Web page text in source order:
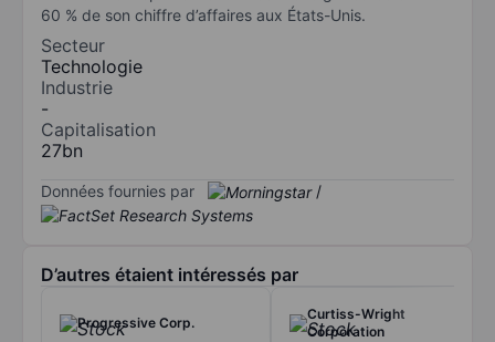
60 % de son chiffre d’affaires aux États-Unis.
Secteur
Technologie
Industrie
-
Capitalisation
27bn
Données fournies par /
D’autres étaient intéressés par
Progressive Corp.
Curtiss-Wright
Corporation